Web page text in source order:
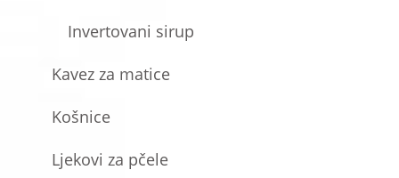
Invertovani sirup
Kavez za matice
Košnice
Ljekovi za pčele